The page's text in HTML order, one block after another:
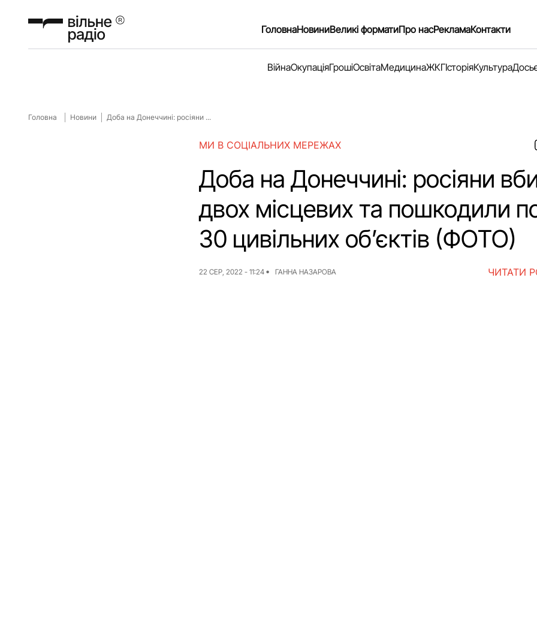
ГоловнаНовиниВеликі форматиПро насРекламаКонтакти
ВійнаОкупаціяГрошіОсвітаМедицинаЖКГІсторіяКультура
Головна Новини Доба на Донеччині: росіяни ...
МИ В СОЦІАЛЬНИХ МЕРЕЖАХ
Доба на Донеччині: росіяни
двох місцевих та пошкодили
30 цивільних об’єктів (ФОТО)
22 СЕР, 2022 - 11:24 ГАННА НАЗАРОВА ЧИТАТИ